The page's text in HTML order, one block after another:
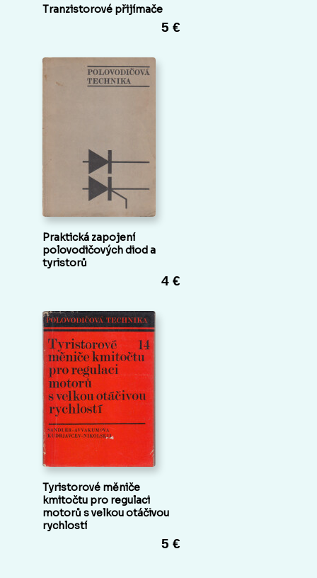
Tranzistorové přijímače
5 €
Praktická zapojení
polovodičových diod a
tyristorů
4 €
Tyristorové měniče
kmitočtu pro regulaci
motorů s velkou otáčivou
rychlostí
5 €